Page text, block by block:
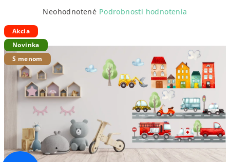
produktu
je
0,0
z
hviezdičiek.
Neohodnotené Podrobnosti hodnotenia
Akcia
Novinka
S menom